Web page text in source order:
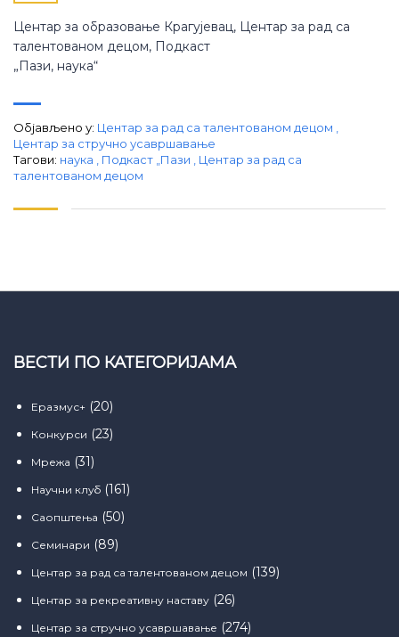
Центар за образовање Крагујевац, Центар за рад са
талентованом децом, Подкаст
„Пази, наука“
Објављено у: Центар за рад са талентованом децом
Центар за стручно усавршавање
Тагови: наука Подкаст „Пази
Центар за рад са
талентованом децом
ВЕСТИ ПО КАТЕГОРИЈАМА
Еразмус+ (20)
Конкурси (23)
Мрежа (31)
Научни клуб (161)
Саопштења (50)
Семинари (89)
Центар за рад са талентованом децом (139)
Центар за рекреативну наставу (26)
Центар за стручно усавршавање (274)